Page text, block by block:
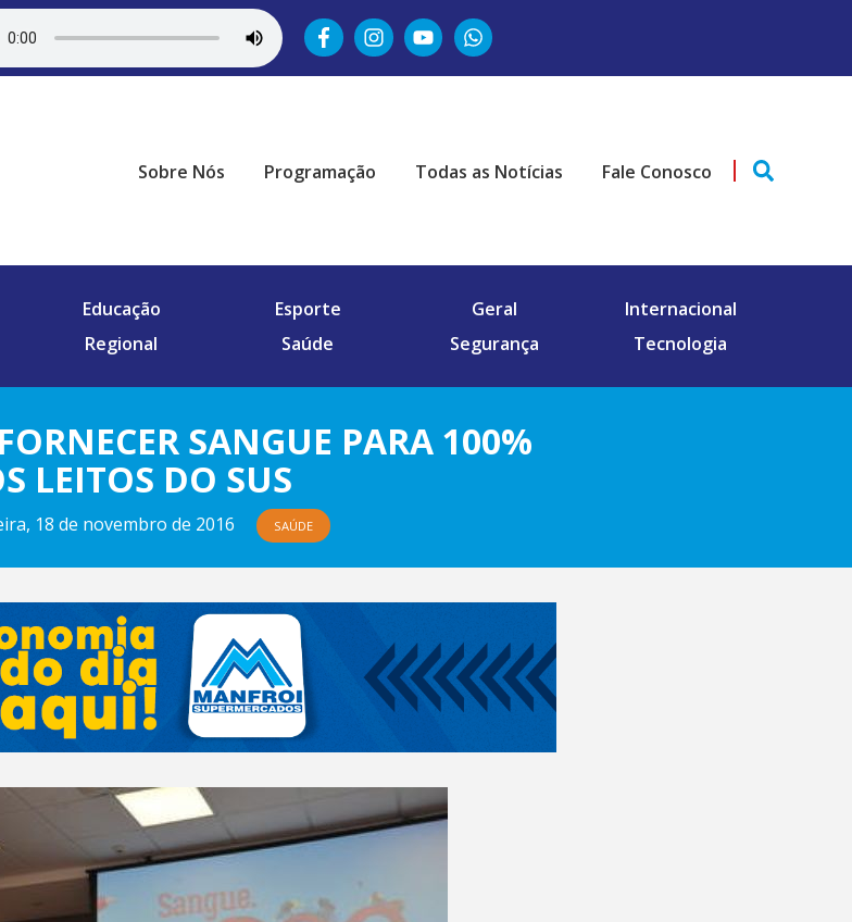
Sobre Nós Programação Todas as Notícias Fale Conosco
Educação Esporte Geral
Internacional
Regional Saúde Segurança Tecnologia
SANGUE PARA 100%
LEITOS DO SUS
18 de novembro de 2016 SAÚDE